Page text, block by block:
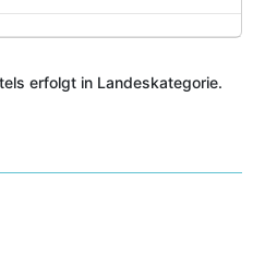
erfolgt in Landeskategorie.